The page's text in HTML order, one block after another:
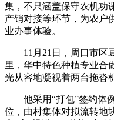
集，不只涵盖保守农机功
产销对接等环节，为农户
业办事体验。
11月21日，周口市区
里，华中特色种植专业合
光从容地凝视着两台拖沓
他采用“打包”签约体例
位，由村集体对拟流转地